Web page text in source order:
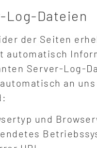
Log-Dateien
der Seiten
automatisch
Server-Log-
an
und